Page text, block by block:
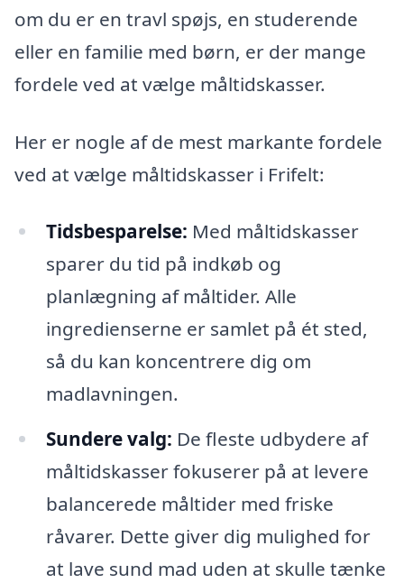
om du er en travl spøjs, en studerende
eller en familie med børn, er der mange
fordele ved at vælge måltidskasser.
Her er nogle af de mest markante fordele
ved at vælge måltidskasser i Frifelt:
Tidsbesparelse: Med måltidskasser
sparer du tid på indkøb og
planlægning af måltider. Alle
ingredienserne er samlet på ét sted,
så du kan koncentrere dig om
madlavningen.
Sundere valg: De fleste udbydere af
måltidskasser fokuserer på at levere
balancerede måltider med friske
råvarer. Dette giver dig mulighed for
at lave sund mad uden at skulle tænke